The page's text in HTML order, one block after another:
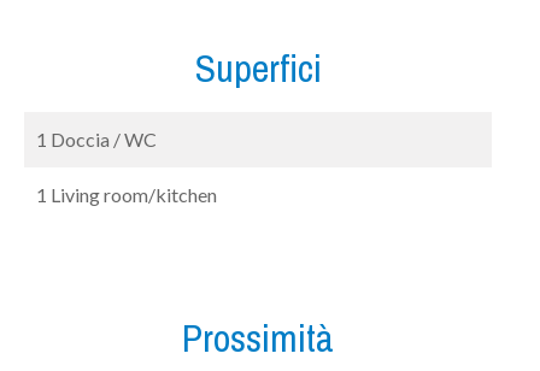
Superfici
1 Doccia / WC
1 Living room/kitchen
Prossimità